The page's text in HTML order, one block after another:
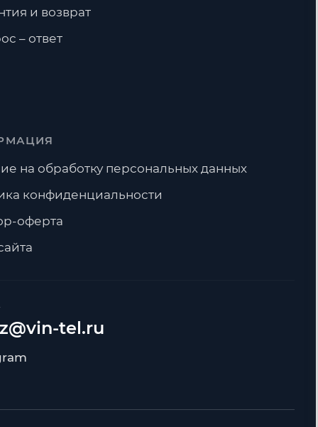
tel.ru
и возврат
– ответ
на обработку персональных данных
конфиденциальности
оферта